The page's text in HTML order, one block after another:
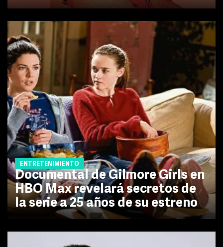
ENTRETENIMIENTO
Documental de Gilmore Girls en
HBO Max revelará secretos de
la serie a 25 años de su estreno